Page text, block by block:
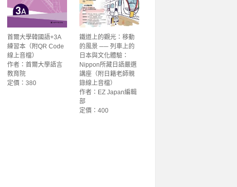
首爾大學韓國語+3A
練習本（附QR Code
線上音檔）
作者：首爾大學語言
教育院
定價：380
鐵道上的觀光：移動
的風景 ── 列車上的
日本與文化體驗：
Nippon所藏日語嚴選
講座（附日籍老師親
錄線上音檔）
作者：EZ Japan編輯
部
定價：400